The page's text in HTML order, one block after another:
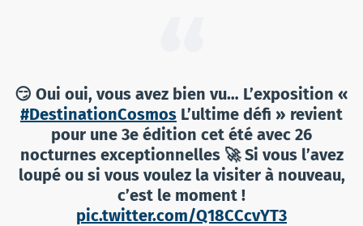
😏 Oui oui, vous avez bien vu… L’exposition «
#DestinationCosmos L’ultime défi » revient
pour une 3e édition cet été avec 26
nocturnes exceptionnelles 🚀 Si vous l’avez
loupé ou si vous voulez la visiter à nouveau,
c’est le moment !
pic.twitter.com/Q18CCcvYT3